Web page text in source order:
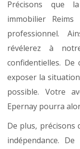
Précisons que
immobilier
professionnel.
révélerez à
confidentielles.
exposer la
possible. Votre
Epernay pourra
De plus,
indépendance.